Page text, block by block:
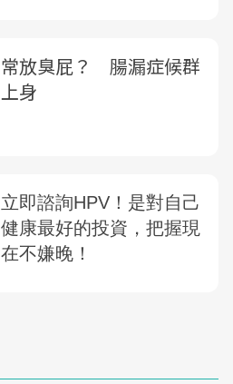
常放臭屁？ 腸漏症候群
上身